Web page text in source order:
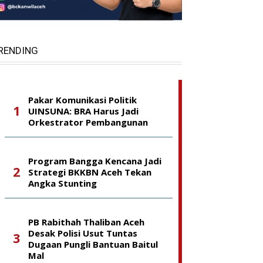
Pakar Komunikasi Politik
UINSUNA: BRA Harus Jadi
Orkestrator Pembangunan
Program Bangga Kencana Jadi
Strategi BKKBN Aceh Tekan
Angka Stunting
PB Rabithah Thaliban Aceh
Desak Polisi Usut Tuntas
Dugaan Pungli Bantuan Baitul
Mal